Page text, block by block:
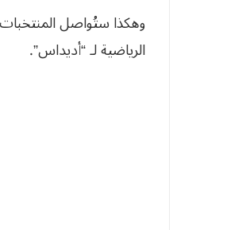
وهكذا ستُواصل المنتخبات
الرياضية لـ “أديداس”.